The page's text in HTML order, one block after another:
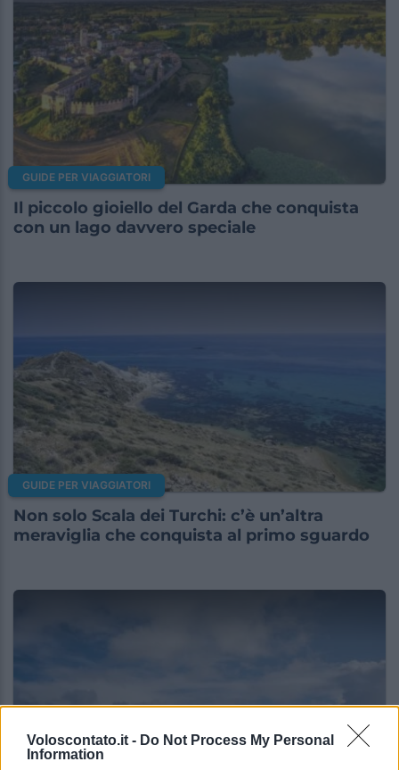
Voloscontato.it - Do Not Process My Personal
Information
GUIDE PER VIAGGIATORI
Il piccolo gioiello del Garda che conquista
con un lago davvero speciale
GUIDE PER VIAGGIATORI
Non solo Scala dei Turchi: c’è un’altra
meraviglia che conquista al primo sguardo